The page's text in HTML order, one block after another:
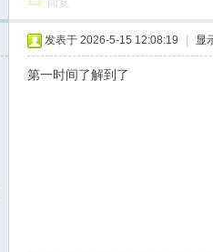
回复
发表于 2026-5-15 12:08:19 显
第一时间了解到了